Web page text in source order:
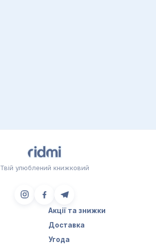
Твій улюблений книжковий
Акції та знижки
Доставка
Угода